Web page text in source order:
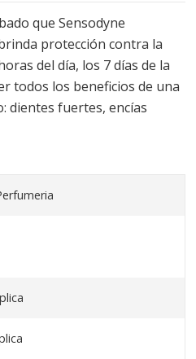
que Sensodyne
protección contra la
del día, los 7 días de la
todos los beneficios de una
dientes fuertes, encías